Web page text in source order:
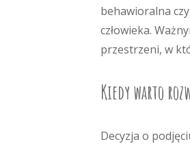
behawioralna
człowieka.
przestrzeni, w
Kiedy warto
Decyzja o